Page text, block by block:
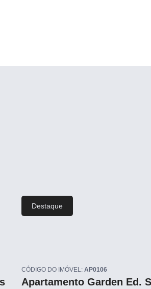
Destaque
CÓDIGO DO IMÓVEL:AP0106
Apartamento Garden Ed.